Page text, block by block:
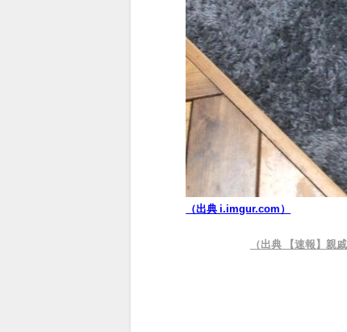
（出典 i.imgur.com）
（出典 【速報】親